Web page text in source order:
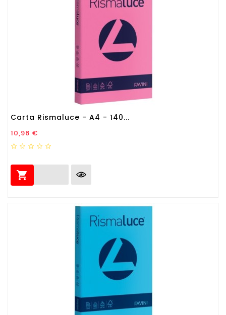
Carta Rismaluce - A4 - 140...
Prezzo
10,98 €
